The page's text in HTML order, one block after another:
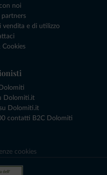
noi
partners
vendita e di utilizzo
Cookies
Dolomiti.it
Dolomiti.it
contatti B2C Dolomiti
cookies